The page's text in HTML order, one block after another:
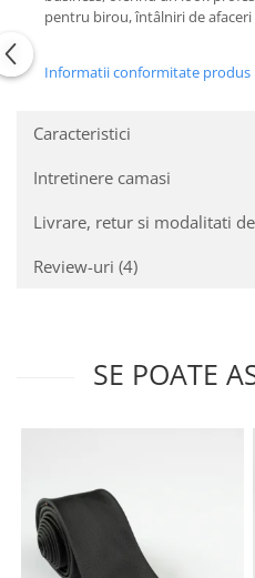
pentru birou, întâlniri de
Informatii conformitate produs
Caracteristici
Intretinere camasi
Livrare, retur si modalitati
Review-uri (4)
SE POATE